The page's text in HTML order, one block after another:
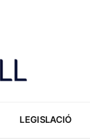
LEGISLACIÓ